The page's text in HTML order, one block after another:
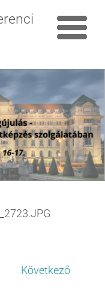
Következő